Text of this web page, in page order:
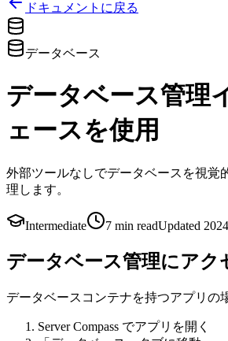
ドキュメントに戻る
データベース
データベース管理
ェースを使用
外部ツールなしでデータベースを視覚
理します。
Intermediate 7 min readUpdated
データベース管理にアク
データベースコンテナを持つアプリの
Server Compass でアプリを開く